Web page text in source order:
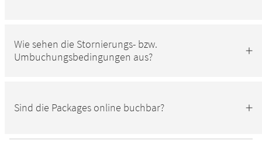
Wie sehen die Stornierungs- bzw.
Umbuchungsbedingungen aus?
Sind die Packages online buchbar?